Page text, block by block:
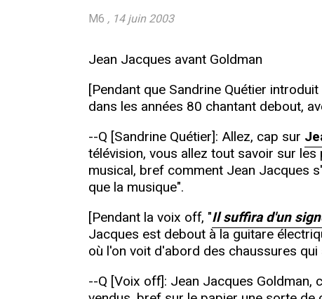
M6 , 14 juin 2003
Jean Jacques avant Goldman
[Pendant que Sandrine Quétier
dans les années 80 chantant debout,
--Q [Sandrine Quétier]: Allez, cap sur
télévision, vous allez tout savoir sur
musical, bref comment Jean Jacques
que la musique".
[Pendant la voix off, "Il suffira d'un
Jacques est debout à la guitare
où l'on voit d'abord des chaussures
--Q [Voix off]: Jean Jacques Goldman,